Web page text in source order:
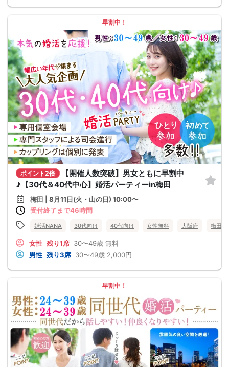
早割中！
ポイント2倍
【開催人数突破】男女ともに早割中
♪【30代＆40代中心】婚活パーティーin梅田
梅田 | 8月11日(火・山の日) 10:00〜
受付終了まで46時間
婚活NANA 30代向け 40代向け 女性無料 大阪府 梅田
女性 残り1席 30〜49歳 無料
男性 残り3席 30〜49歳 2,000円
早割中！